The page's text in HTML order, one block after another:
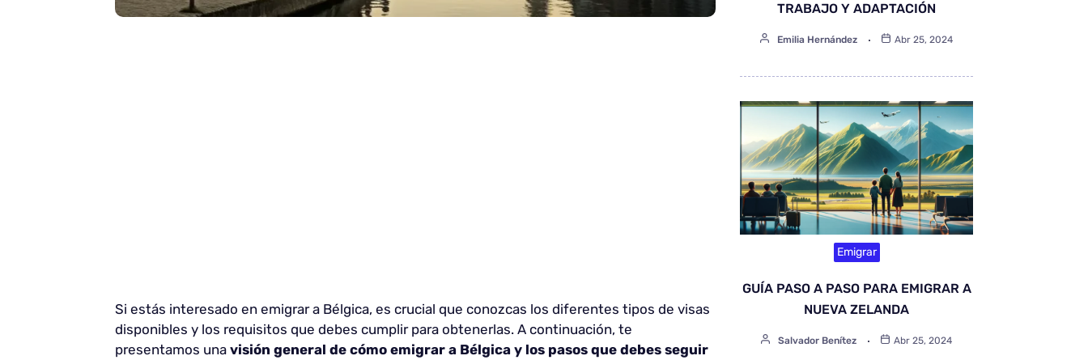
Si estás interesado en emigrar a Bélgica, es crucial que conozcas los diferentes tipos de visas
disponibles y los requisitos que debes cumplir para obtenerlas. A continuación, te
presentamos una visión general de cómo emigrar a Bélgica y los pasos que debes seguir
TRABAJO Y ADAPTACIÓN
Emilia Hernández Abr 25, 2024
Emigrar
GUÍA PASO A PASO PARA EMIGRAR A
NUEVA ZELANDA
Salvador Benítez Abr 25, 2024